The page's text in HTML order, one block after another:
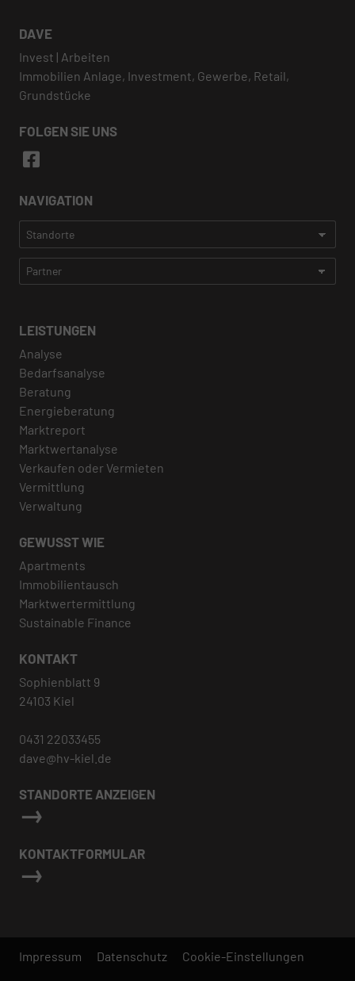
DAVE
Invest | Arbeiten
Immobilien Anlage, Investment, Gewerbe, Retail,
Grundstücke
FOLGEN SIE UNS
NAVIGATION
LEISTUNGEN
Analyse
Bedarfsanalyse
Beratung
Energieberatung
Marktreport
Marktwertanalyse
Verkaufen oder Vermieten
Vermittlung
Verwaltung
GEWUSST WIE
Apartments
Immobilientausch
Marktwertermittlung
Sustainable Finance
KONTAKT
Sophienblatt 9
24103 Kiel
0431 22033455
dave@hv-kiel.de
STANDORTE ANZEIGEN
KONTAKTFORMULAR
Impressum Datenschutz Cookie-Einstellungen